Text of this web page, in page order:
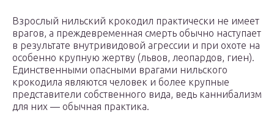
Взрослый нильский крокодил практически не имеет
врагов, а преждевременная смерть обычно наступает
в результате внутривидовой агрессии и при охоте на
особенно крупную жертву (львов, леопардов, гиен).
Единственными опасными врагами нильского
крокодила являются человек и более крупные
представители собственного вида, ведь каннибализм
для них — обычная практика.